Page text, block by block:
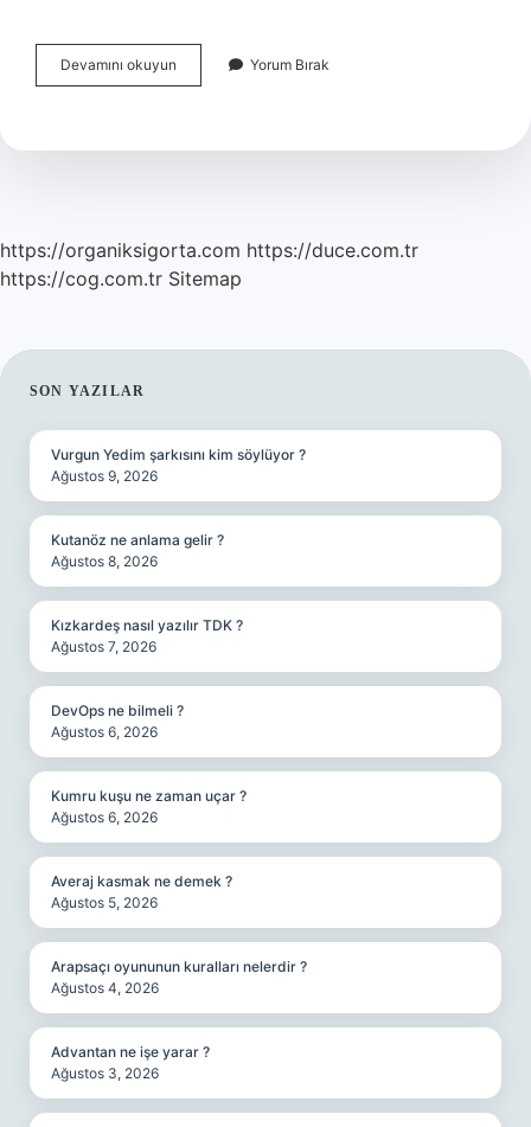
Devamını okuyun
Nedir
Yorum Bırak
https://organiksigorta.com https://duce.com.tr
https://cog.com.tr Sitemap
SIDEBAR
SON YAZILAR
Vurgun Yedim şarkısını kim söylüyor ?
Ağustos 9, 2026
Kutanöz ne anlama gelir ?
Ağustos 8, 2026
Kızkardeş nasıl yazılır TDK ?
Ağustos 7, 2026
DevOps ne bilmeli ?
Ağustos 6, 2026
Kumru kuşu ne zaman uçar ?
Ağustos 6, 2026
Averaj kasmak ne demek ?
Ağustos 5, 2026
Arapsaçı oyununun kuralları nelerdir ?
Ağustos 4, 2026
Advantan ne işe yarar ?
Ağustos 3, 2026